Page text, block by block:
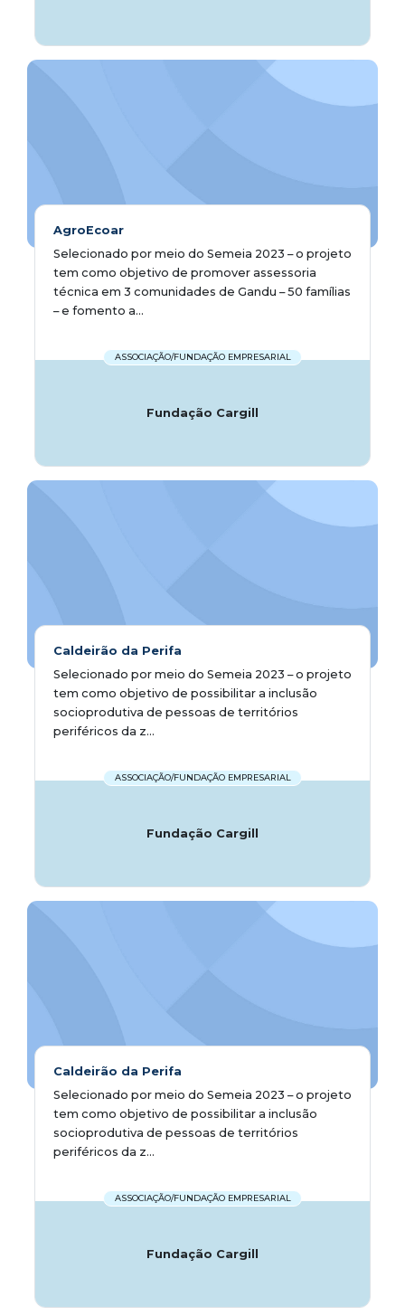
AgroEcoar
Selecionado por meio do Semeia 2023 – o projeto
tem como objetivo de promover assessoria
técnica em 3 comunidades de Gandu – 50 famílias
– e fomento a...
ASSOCIAÇÃO/FUNDAÇÃO EMPRESARIAL
Fundação Cargill
Caldeirão da Perifa
Selecionado por meio do Semeia 2023 – o projeto
tem como objetivo de possibilitar a inclusão
socioprodutiva de pessoas de territórios
periféricos da z...
ASSOCIAÇÃO/FUNDAÇÃO EMPRESARIAL
Fundação Cargill
Caldeirão da Perifa
Selecionado por meio do Semeia 2023 – o projeto
tem como objetivo de possibilitar a inclusão
socioprodutiva de pessoas de territórios
periféricos da z...
ASSOCIAÇÃO/FUNDAÇÃO EMPRESARIAL
Fundação Cargill